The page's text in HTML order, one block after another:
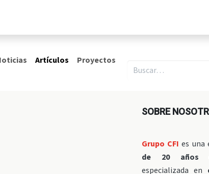
Artículos
Proyectos
SOBRE
Grupo CFI es una
de 20 años
especializada en